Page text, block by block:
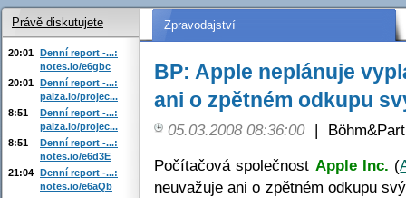
Zpravodajství
BP: Apple neplánuje
ani o zpětném odkupu
05.03.2008 08:36:00 |
Počítačová společnost Apple Inc. (
neuvažuje ani o zpětném odkupu
Právě diskutujete
20:01 Denní report -...:
notes.io/e6gbc
20:01 Denní report -...:
paiza.io/projec...
8:51
Denní report -...:
paiza.io/projec...
8:51
Denní report -...:
notes.io/e6d3E
21:04 Denní report -...:
notes.io/e6aQb